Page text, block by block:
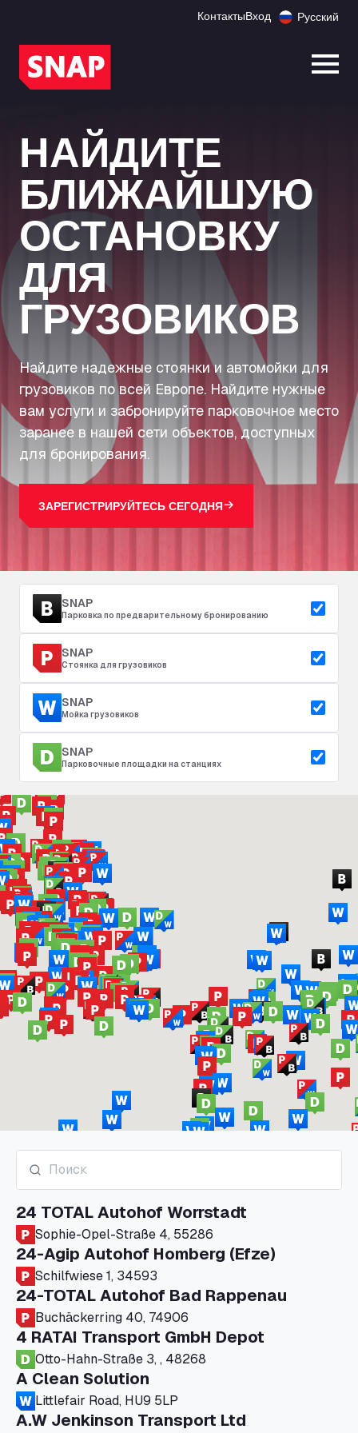
КонтактыВход Русский
НАЙДИТЕ
БЛИЖАЙШУЮ
ОСТАНОВКУ
ДЛЯ
ГРУЗОВИКОВ
Найдите надежные стоянки и автомойки для
грузовиков по всей Европе. Найдите нужные
вам услуги и забронируйте парковочное место
заранее в нашей сети объектов, доступных
для бронирования.
ЗАРЕГИСТРИРУЙТЕСЬ СЕГОДНЯ
SNAP
Парковка по предварительному бронированию
SNAP
Стоянка для грузовиков
SNAP
Мойка грузовиков
SNAP
Парковочные площадки на станциях
24 TOTAL Autohof Worrstadt
Sophie-Opel-Straße 4, 55286
24-Agip Autohof Homberg (Efze)
Schilfwiese 1, 34593
24-TOTAL Autohof Bad Rappenau
Buchäckerring 40, 74906
4 RATAI Transport GmbH Depot
Otto-Hahn-Straße 3, , 48268
A Clean Solution
Littlefair Road, HU9 5LP
A.W Jenkinson Transport Ltd